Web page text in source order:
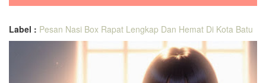
Label : Pesan Nasi Box Rapat Lengkap Dan Hemat Di Kota Batu